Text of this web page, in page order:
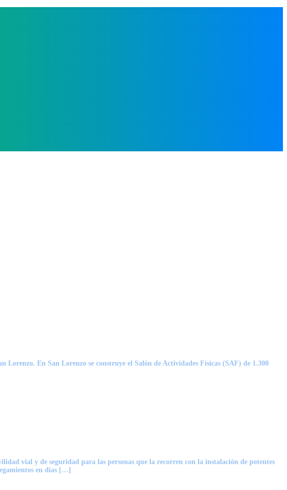
En San Lorenzo se construye el Salón de Actividades Físicas (SAF) de 1.300
vial y de seguridad para las personas que la recorren con la instalación de potentes
en días […]